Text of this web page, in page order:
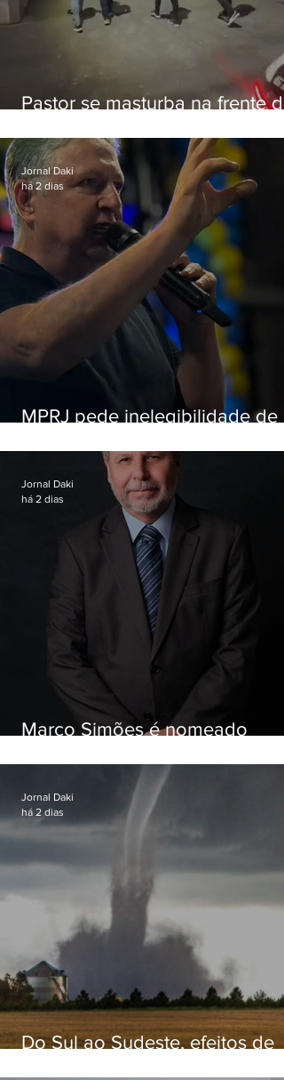
Pastor se masturba na frente de
MPRJ pede inelegibilidade de
Jornal Daki
há 2 dias
Marco Simões é nomeado
Jornal Daki
há 2 dias
Do Sul ao Sudeste, efeitos de
Jornal Daki
há 2 dias